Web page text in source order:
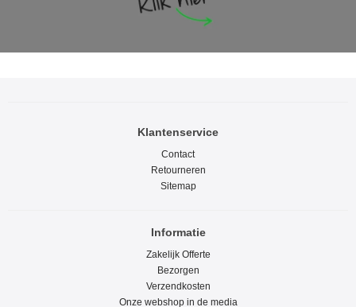
Klantenservice
Contact
Retourneren
Sitemap
Informatie
Zakelijk Offerte
Bezorgen
Verzendkosten
Onze webshop in de media